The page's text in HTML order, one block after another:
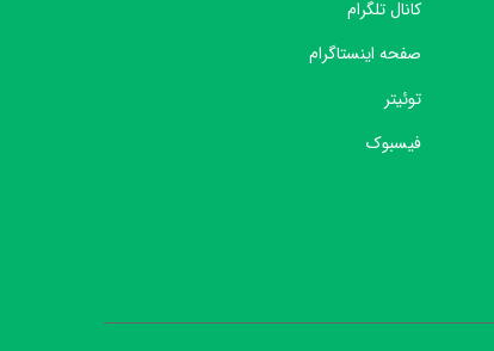
کانال تلگرام
صفحه اینستاگرام
توئیتر
فیسبوک